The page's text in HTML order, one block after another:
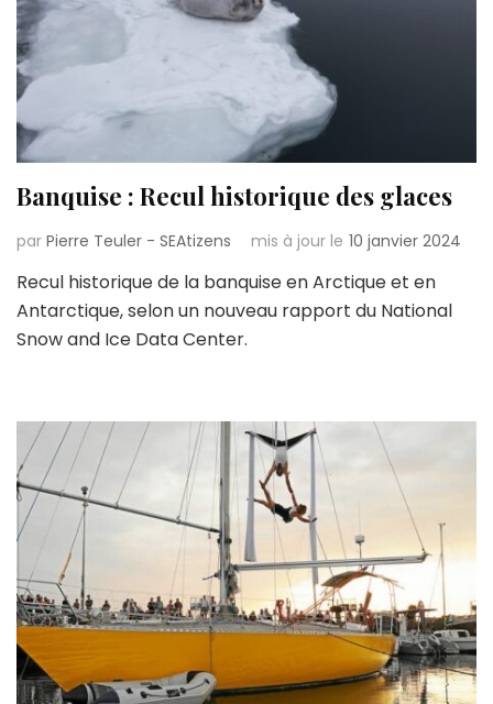
Banquise : Recul historique des glaces
par Pierre Teuler - SEAtizens mis à jour le 10 janvier 2024
Recul historique de la banquise en Arctique et en
Antarctique, selon un nouveau rapport du National
Snow and Ice Data Center.